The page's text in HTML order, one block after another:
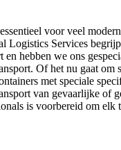
voor veel
Logistics Services
en hebben we ons
Of het nu gaat om
met speciale
van gevaarlijke of
is voorbereid om elk